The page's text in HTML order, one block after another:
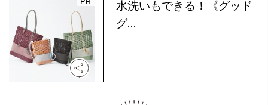
水洗いもできる！《グッド
グ...